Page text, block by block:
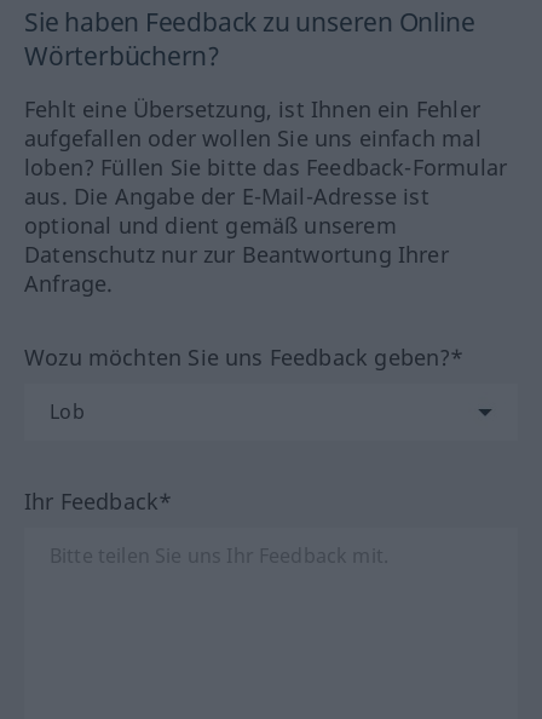
Sie haben Feedback zu unseren Online
Wörterbüchern?
Fehlt eine Übersetzung, ist Ihnen ein Fehler
aufgefallen oder wollen Sie uns einfach mal
loben? Füllen Sie bitte das Feedback-Formular
aus. Die Angabe der E-Mail-Adresse ist
optional und dient gemäß unserem
Datenschutz nur zur Beantwortung Ihrer
Anfrage.
Wozu möchten Sie uns Feedback geben?*
Ihr Feedback*